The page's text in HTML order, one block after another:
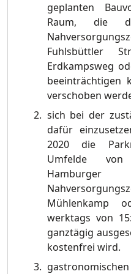
geplanten
Raum, die
Fuhlsbüttler
Erdkampsweg
beeinträchtigen
verschoben
sich bei der
dafür
2020 die
Umfelde von
Mühlenkamp
werktags von
ganztägig
kostenfrei wird.